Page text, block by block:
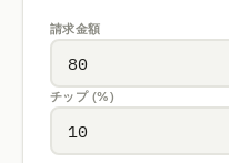
請求金額
チップ (%)